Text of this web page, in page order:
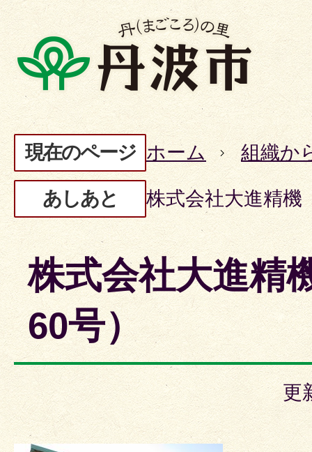
現在のページ ホーム 組織か
あしあと 株式会社大進精機
株式会社大進精
60号）
更